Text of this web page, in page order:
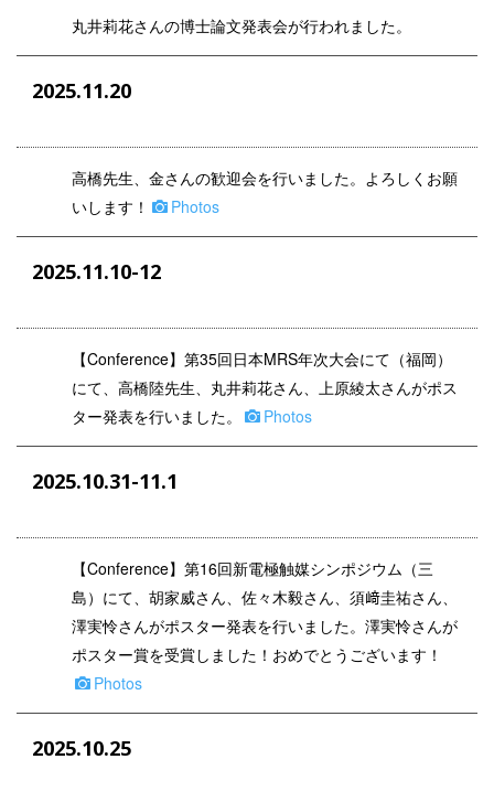
丸井莉花さんの博士論文発表会が行われました。
2025.11.20
高橋先生、金さんの歓迎会を行いました。よろしくお願
いします！
Photos
2025.11.10-12
【Conference】第35回日本MRS年次大会にて（福岡）
にて、高橋陸先生、丸井莉花さん、上原綾太さんがポス
ター発表を行いました。
Photos
2025.10.31-11.1
【Conference】 第16回新電極触媒シンポジウム（三
島）にて、胡家威さん、佐々木毅さん、須﨑圭祐さん、
澤実怜さんがポスター発表を行いました。澤実怜さんが
ポスター賞を受賞しました！おめでとうございます！
Photos
2025.10.25